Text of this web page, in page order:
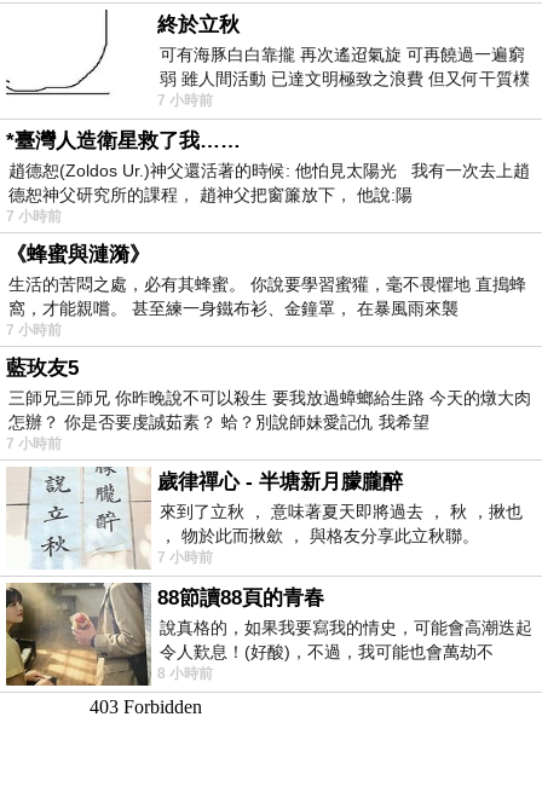
終於立秋
可有海豚白白靠攏 再次遙迢氣旋 可再饒過一遍窮
弱 雖人間活動 已達文明極致之浪費 但又何干質樸
者 只能白白陪葬
7 小時前
*臺灣人造衛星救了我……
趙德恕(Zoldos Ur.)神父還活著的時候: 他怕見太陽光 我有一次去上趙
德恕神父研究所的課程， 趙神父把窗簾放下， 他說:陽
7 小時前
《蜂蜜與漣漪》
生活的苦悶之處，必有其蜂蜜。 你說要學習蜜獾，毫不畏懼地 直搗蜂
窩，才能親嚐。 甚至練一身鐵布衫、金鐘罩， 在暴風雨來襲
7 小時前
藍玫友5
三師兄三師兄 你昨晚說不可以殺生 要我放過蟑螂給生路 今天的燉大肉
怎辦？ 你是否要虔誠茹素？ 蛤？別說師妹愛記仇 我希望
7 小時前
歲律禪心 - 半塘新月朦朧醉
來到了立秋 ， 意味著夏天即將過去 ， 秋 ，揪也
， 物於此而揪歛 ， 與格友分享此立秋聯。
7 小時前
88節讀88頁的青春
說真格的，如果我要寫我的情史，可能會高潮迭起
令人歎息！(好酸)，不過，我可能也會萬劫不
復...，每天跪鍵盤還是被判了花心的罪
8 小時前